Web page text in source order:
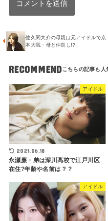
佐久間大介の母親は元アイドルで京
本大我・母と仲良し!?
RECOMMEND
アイドル
2021.06.18
永瀬廉・弟は深川高校で江戸川区
在住?年齢や名前は？？
アイドル